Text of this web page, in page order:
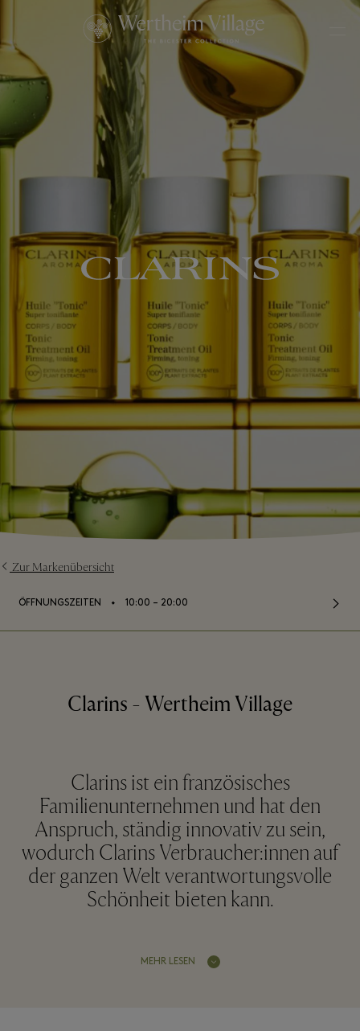
Zur Markenübersicht
ÖFFNUNGSZEITEN ⬩ 10:00 – 20:00
Clarins - Wertheim Village
Clarins ist ein französisches
Familienunternehmen und hat den
Anspruch, ständig innovativ zu sein,
wodurch Clarins Verbraucher:innen auf
der ganzen Welt verantwortungsvolle
Schönheit bieten kann.
MEHR LESEN